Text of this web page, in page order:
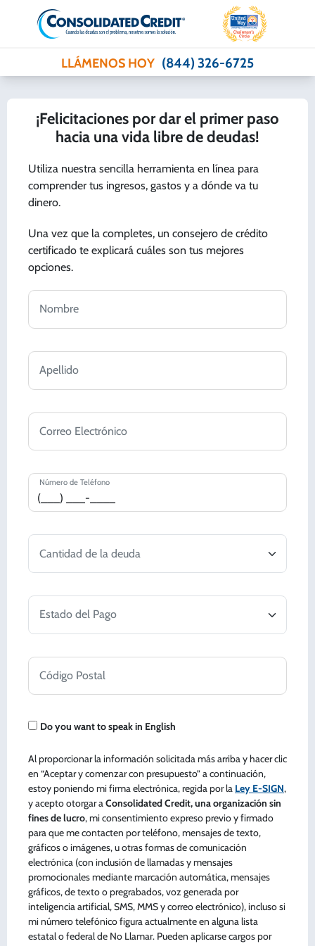
LLÁMENOS HOY (844) 326-6725
¡Felicitaciones por dar el primer paso
hacia una vida libre de deudas!
Utiliza nuestra sencilla herramienta en línea para
comprender tus ingresos, gastos y a dónde va tu
dinero.
Una vez que la completes, un consejero de crédito
certificado te explicará cuáles son tus mejores
opciones.
Nombre
Apellido
Correo Electrónico
Número de Teléfono
Cantidad de la deuda
Estado del Pago
Código Postal
Do you want to speak in English
Al proporcionar la información solicitada más arriba y hacer clic
en “Aceptar y comenzar con presupuesto” a continuación,
estoy poniendo mi firma electrónica, regida por la Ley E-SIGN,
y acepto otorgar aConsolidated Credit, una organización sin
fines de lucro, mi consentimiento expreso previo y firmado
para que me contacten por teléfono, mensajes de texto,
gráficos o imágenes, u otras formas de comunicación
electrónica (con inclusión de llamadas y mensajes
promocionales mediante marcación automática, mensajes
gráficos, de texto o pregrabados, voz generada por
inteligencia artificial, SMS, MMS y correo electrónico), incluso si
mi número telefónico figura actualmente en alguna lista
estatal o federal de No Llamar. Pueden aplicarse cargos por